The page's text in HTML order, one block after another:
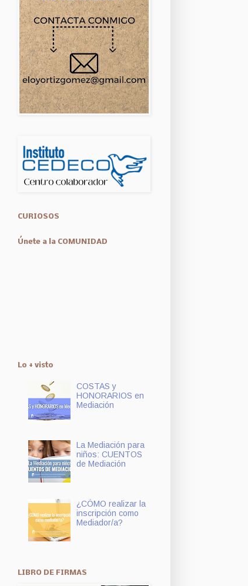
CURIOSOS
Únete a la COMUNIDAD
Lo + visto
COSTAS y
HONORARIOS en
Mediación
La Mediación para
niños: CUENTOS
de Mediación
¿CÓMO realizar la
inscripción como
Mediador/a?
LIBRO DE FIRMAS